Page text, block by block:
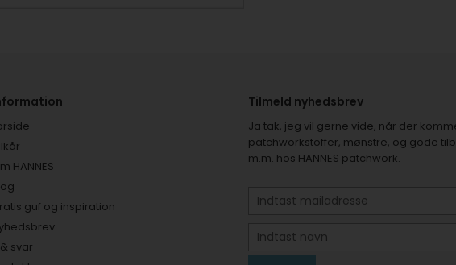
HANNES
guf og inspiration
svar
Tilmeld nyhedsbrev
Ja tak, jeg vil gerne vide, når der
patchworkstoffer, mønstre, og gode
m.m. hos HANNES patchwork.